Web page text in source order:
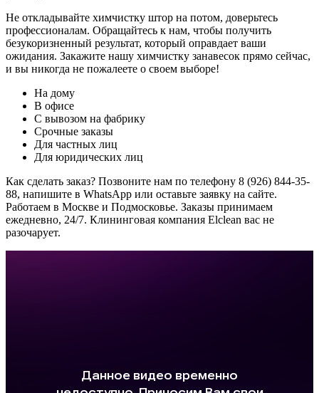
Не откладывайте химчистку штор на потом, доверьтесь
профессионалам. Обращайтесь к нам, чтобы получить
безукоризненный результат, который оправдает ваши
ожидания. Закажите нашу химчистку занавесок прямо сейчас,
и вы никогда не пожалеете о своем выборе!
На дому
В офисе
С вывозом на фабрику
Срочные заказы
Для частных лиц
Для юридических лиц
Как сделать заказ? Позвоните нам по телефону 8 (926) 844-35-
88, напишите в WhatsApp или оставьте заявку на сайте.
Работаем в Москве и Подмосковье. Заказы принимаем
ежедневно, 24/7. Клининговая компания Elclean вас не
разочарует.